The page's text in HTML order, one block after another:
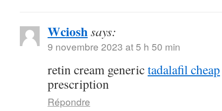
Wcioshsays:
9 novembre 2023 at 5 h 50 min
retin cream generictadalafil cheap
prescription
Répondre